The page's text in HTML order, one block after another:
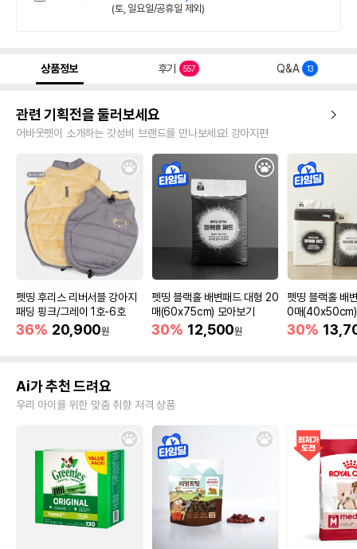
(토, 일요일/공휴일 제외)
상품정보 후기 557 Q&A 13
관련 기획전을 둘러보세요
어바웃펫이 소개하는 갓성비 브랜드를 만나보세요! 강아지편
펫띵 후리스 리버서블 강아지
패딩 핑크/그레이 1호-6호
36% 20,900원
펫띵 블랙홀 배변패드 대형 20
매(60x75cm) 모아보기
30% 12,500원
펫띵 블랙홀 배
0매(40x50cm)
30%
Ai가 추천 드려요
우리 아이를 위한 맞춤 취향 저격 상품